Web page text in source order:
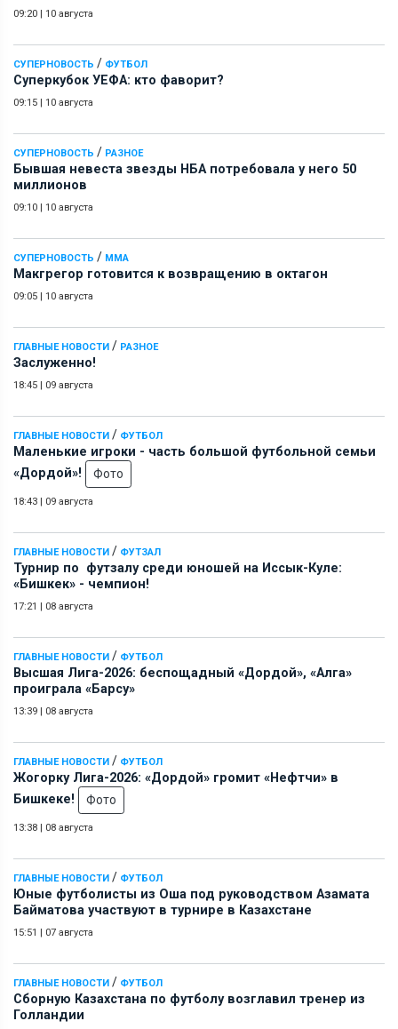
09:20 | 10 августа
СУПЕРНОВОСТЬ / ФУТБОЛ
Суперкубок УЕФА: кто фаворит?
09:15 | 10 августа
СУПЕРНОВОСТЬ / РАЗНОЕ
Бывшая невеста звезды НБА потребовала у него 50
миллионов
09:10 | 10 августа
СУПЕРНОВОСТЬ / ММА
Макгрегор готовится к возвращению в октагон
09:05 | 10 августа
ГЛАВНЫЕ НОВОСТИ / РАЗНОЕ
Заслуженно!
18:45 | 09 августа
ГЛАВНЫЕ НОВОСТИ / ФУТБОЛ
Маленькие игроки - часть большой футбольной семьи
«Дордой»!
Фото
18:43 | 09 августа
ГЛАВНЫЕ НОВОСТИ / ФУТЗАЛ
Турнир по футзалу среди юношей на Иссык-Куле:
«Бишкек» - чемпион!
17:21 | 08 августа
ГЛАВНЫЕ НОВОСТИ / ФУТБОЛ
Высшая Лига-2026: беспощадный «Дордой», «Алга»
проиграла «Барсу»
13:39 | 08 августа
ГЛАВНЫЕ НОВОСТИ / ФУТБОЛ
Жогорку Лига-2026: «Дордой» громит «Нефтчи» в
Бишкеке!
Фото
13:38 | 08 августа
ГЛАВНЫЕ НОВОСТИ / ФУТБОЛ
Юные футболисты из Оша под руководством Азамата
Байматова участвуют в турнире в Казахстане
15:51 | 07 августа
ГЛАВНЫЕ НОВОСТИ / ФУТБОЛ
Сборную Казахстана по футболу возглавил тренер из
Голландии